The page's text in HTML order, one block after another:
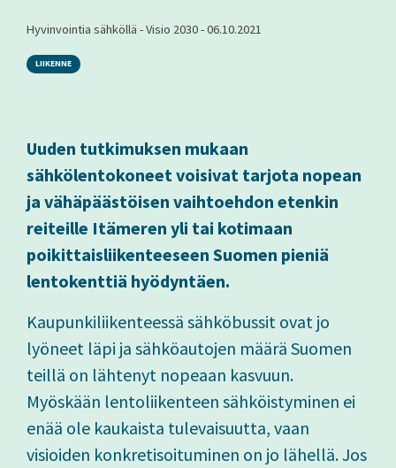
Hyvinvointia sähköllä - Visio 2030-06.10.2021
LIIKENNE
Uuden tutkimuksen mukaan
sähkölentokoneet voisivat tarjota nopean
ja vähäpäästöisen vaihtoehdon etenkin
reiteille Itämeren yli tai kotimaan
poikittaisliikenteeseen Suomen pieniä
lentokenttiä hyödyntäen.
Kaupunkiliikenteessä sähköbussit ovat jo
lyöneet läpi ja sähköautojen määrä Suomen
teillä on lähtenyt nopeaan kasvuun.
Myöskään lentoliikenteen sähköistyminen ei
enää ole kaukaista tulevaisuutta, vaan
visioiden konkretisoituminen on jo lähellä. Jos